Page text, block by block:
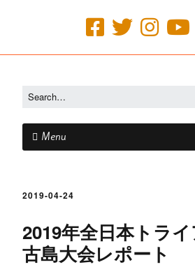
Menu
2019-04-24
2019年全日本トラ
古島大会レポート